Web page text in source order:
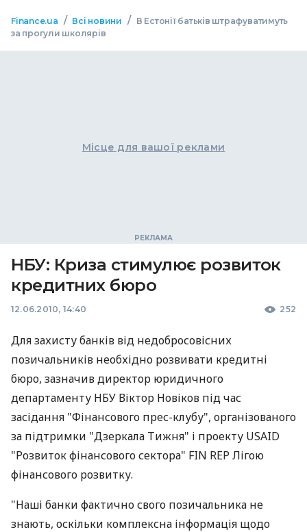
Finance.ua / Всі новини /
В Естонії батьків штрафуватимуть
за прогули школярів
Місце для вашої реклами
НБУ: Криза стимулює розвиток
кредитних бюро
12.06.2010, 14:40 252
Для захисту банків від недобросовісних
позичальників необхідно розвивати кредитні
бюро, зазначив директор юридичного
департаменту НБУ Віктор Новіков під час
засідання "Фінансового прес-клубу", організованого
за підтримки "Дзеркала Тижня" і проекту USAID
"Розвиток фінансового сектора" FIN REP Лігою
фінансового розвитку.
"Наші банки фактично свого позичальника не
знають, оскільки комплексна інформація щодо